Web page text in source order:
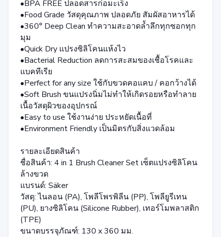
•BPA FREE ปลอดสารก่อมะเร็ง
•Food Grade วัสดุคุณภาพ ปลอดภัย สัมผัสอาหารได้
•360° Deep Clean ทำความสะอาดล้ำลึกทุกซอกทุก
มุม
•Quick Dry แปรงซิลิโคนแห้งไว
•Bacterial Reduction ลดการสะสมของเชื้อโรคและ
แบคทีเรีย
•Perfect for any size ใช้กับขวดคอแคบ / คอกว้างได้
•Soft Brush ขนแปรงนิ่มไม่ทำให้เกิดรอยหรือทำลาย
เนื้อวัสดุผิวของอุปกรณ์
•Easy to use ใช้งานง่าย ประหยัดเนื้อที่
•Environment Friendly เป็นมิตรกับสิ่งแวดล้อม
รายละเอียดสินค้า
ชื่อสินค้า: 4 in 1 Brush Cleaner Set เซ็ตแปรงซิลิโคน
ล้างขวด
แบรนด์: Säker
วัสดุ: ไนลอน (PA), โพลีโพรพิลีน (PP), โพลียูรีเทน
(PU), ยางซิลิโคน (Silicone Rubber), เทอร์โมพลาสติก
(TPE)
ขนาดบรรจุภัณฑ์: 130 x 360 มม.